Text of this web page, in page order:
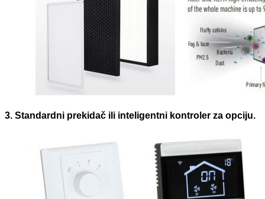
3. Standardni prekidač ili inteligentni kontroler za opciju.